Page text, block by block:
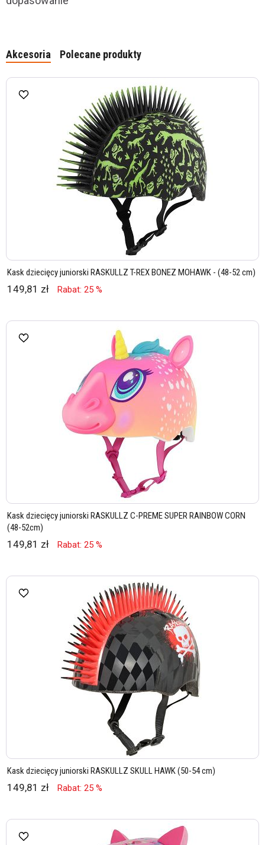
Akcesoria Polecane produkty
Kask dziecięcy juniorski RASKULLZ T-REX BONEZ MOHAWK - (48-52 cm)
149,81 zł Rabat: 25 %
Kask dziecięcy juniorski RASKULLZ C-PREME SUPER RAINBOW CORN
(48-52cm)
149,81 zł Rabat: 25 %
Kask dziecięcy juniorski RASKULLZ SKULL HAWK (50-54 cm)
149,81 zł Rabat: 25 %